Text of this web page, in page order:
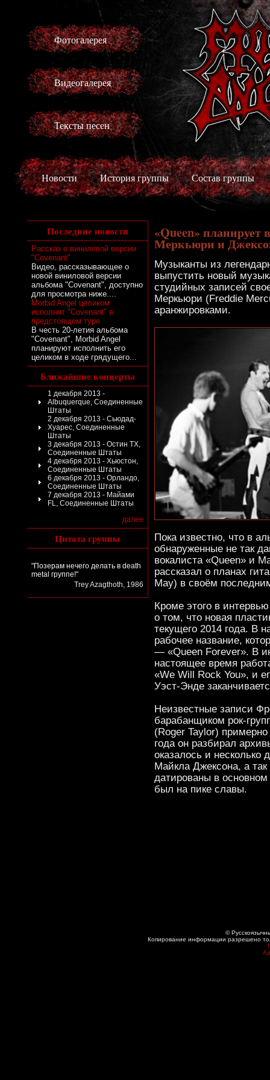
Фотогалерея
Видеогалерея
Тексты песен
Новости История группы Состав группы
Последние новости
Рассказ о виниловой версии
"Covenant"
Видео, рассказывающее о
новой виниловой версии
альбома "Covenant", доступно
для просмотра ниже....
Morbid Angel целиком
исполнят "Covenant" в
предстоящем туре
В честь 20-летия альбома
"Covenant", Morbid Angel
планируют исполнить его
целиком в ходе грядущего...
Ближайшие концерты
1 декабря 2013 -
Albuquerque, Соединенные
Штаты
2 декабря 2013 - Сьюдад-
Хуарес, Соединенные
Штаты
3 декабря 2013 - Остин TX,
Соединенные Штаты
4 декабря 2013 - Хьюстон,
Соединенные Штаты
6 декабря 2013 - Орландо,
Соединенные Штаты
7 декабря 2013 - Майами
FL, Соединенные Штаты
далее
Цитата группы
"Позерам нечего делать в death
metal группе!"
Trey Azagthoth, 1986
«Queen» планирует
Меркьюри и
Музыканты из
выпустить новый
студийных записей
Меркьюри (Freddie
аранжировками.
Пока известно, что в
обнаруженные не так
вокалиста «Queen» и
рассказал о планах
May) в своём
Кроме этого в
о том, что новая
текущего 2014 года. В
рабочее название,
— «Queen Forever». В
настоящее время
«We Will Rock You», и
Уэст-Энде
Неизвестные записи
барабанщиком рок-
(Roger Taylor)
года он разбирал
оказалось и
Майкла Джексона, а
датированы в
был на пике славы.
©
Копирование информации разрешено